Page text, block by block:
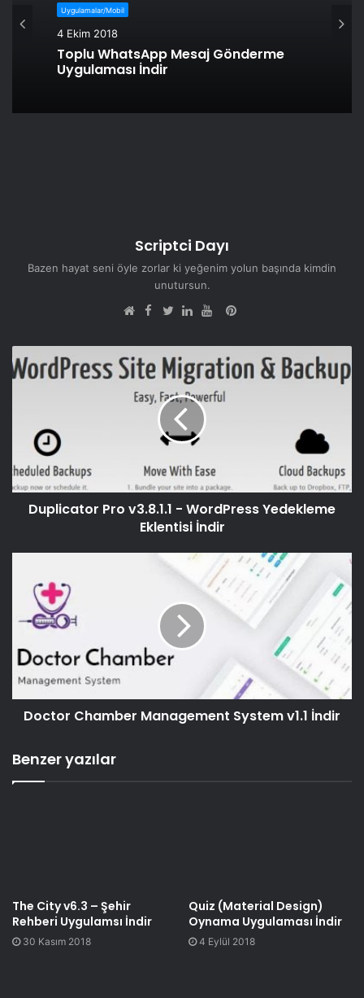
Uygulamalar/Mobil
4 Ekim 2018
Toplu WhatsApp Mesaj Gönderme
Uygulaması İndir
Scriptci Dayı
Bazen hayat seni öyle zorlar ki yeğenim yolun başında kimdin
unutursun.
sitesi
Facebook
Pinterest
Duplicator Pro v3.8.1.1 - WordPress Yedekleme
Eklentisi İndir
Doctor Chamber Management System v1.1 İndir
Benzer yazılar
The City v6.3 – Şehir
Rehberi Uygulamsı İndir
30 Kasım 2018
Quiz (Material Design)
Oynama Uygulaması İndir
4 Eylül 2018